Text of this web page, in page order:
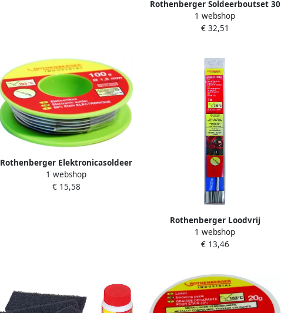
Rothenberger Soldeerboutset 30
watt 1500000041
1 webshop
€ 32,51
Rothenberger Elektronicasoldeer
1 5mm 30g 1000002348
1 webshop
€ 15,58
Rothenberger Loodvrij
soldeerstaaf Rolot 611
1000002361
1 webshop
€ 13,46